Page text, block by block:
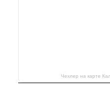
Чехлер на карте